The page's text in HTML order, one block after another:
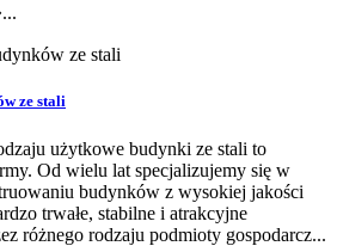
ze stali
użytkowe budynki ze stali to
Od wielu lat specjalizujemy się w
budynków z wysokiej jakości
trwałe, stabilne i atrakcyjne
różnego rodzaju podmioty gospodarcz...